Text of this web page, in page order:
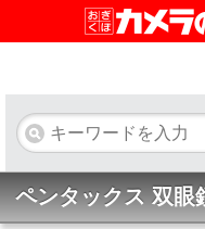
ペンタックス 双眼